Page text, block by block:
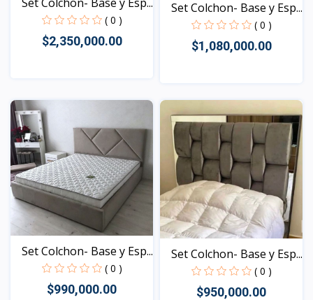
( 0 )
$2,350,000.00
Set Colchon- Base y Esp...
( 0 )
$1,080,000.00
Vista
Set Colchon- Base y Esp...
( 0 )
$990,000.00
Set Colchon- Base y Esp...
( 0 )
$950,000.00